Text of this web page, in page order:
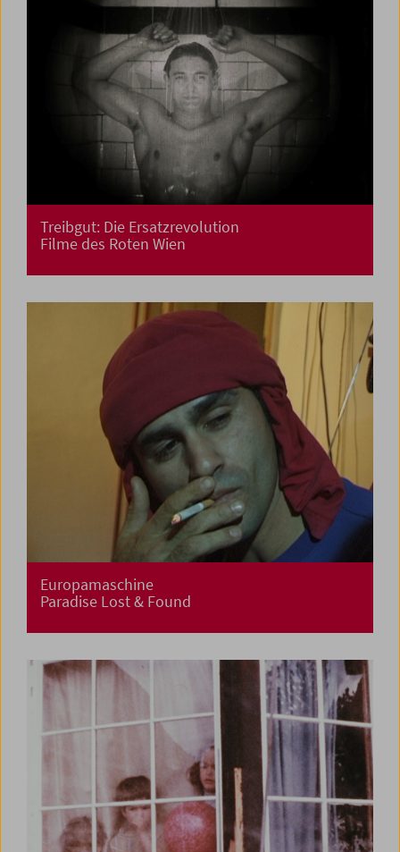
Treibgut: Die Ersatzrevolution
Filme des Roten Wien
Europamaschine
Paradise Lost & Found